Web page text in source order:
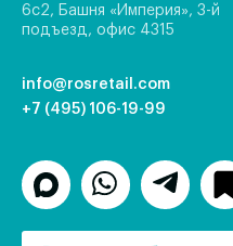
6с2, Башня «Империя», 3-й
подъезд, офис 4315
info@rosretail.com
+7 (495) 106-19-99